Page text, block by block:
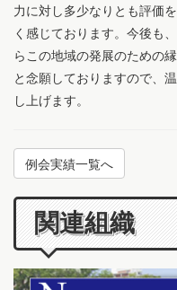
力に対し多少なりとも評価
く感じております。今後も
らこの地域の発展のための
と念願しておりますので、
し上げます。
例会実績一覧へ
関連組織